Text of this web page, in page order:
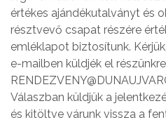
értékes ajándékutalványt és
résztvevő csapat részére
emléklapot biztosítunk.
e-mailben küldjék el
Válaszban küldjük a
és kitöltve várunk vissza a